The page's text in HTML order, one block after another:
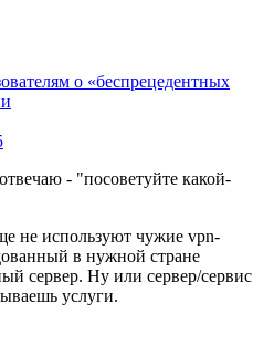
о «беспрецедентных
- "посоветуйте какой-
не используют чужие vpn-
в нужной стране
сервер. Ну или сервер/сервис
услуги.